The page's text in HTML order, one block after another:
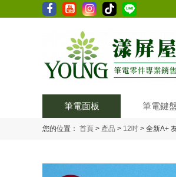
筆電面板 筆電鍵
您的位置： 首頁 > 產品 > 12吋 > 全新A+